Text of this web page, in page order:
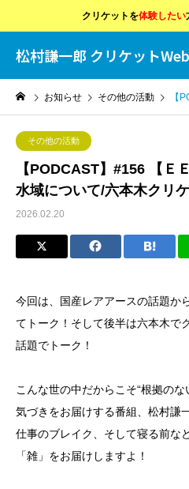
クリケットを体験したい
松村謙一郎 クリケット
お知らせ その他の活動 【
その他の活動
【PODCAST】#156 【Ｅ
水域について/六本木クリ
2026.02.20
今回は、国産レアアースの話題か
てトーク！そして後半は六本木で
話題でトーク！
こんな世の中だからこそ“根拠の
気づきをお届けする番組、松村謙
仕事のブレイク、そして寝る前な
「雑」をお届けしますよ！